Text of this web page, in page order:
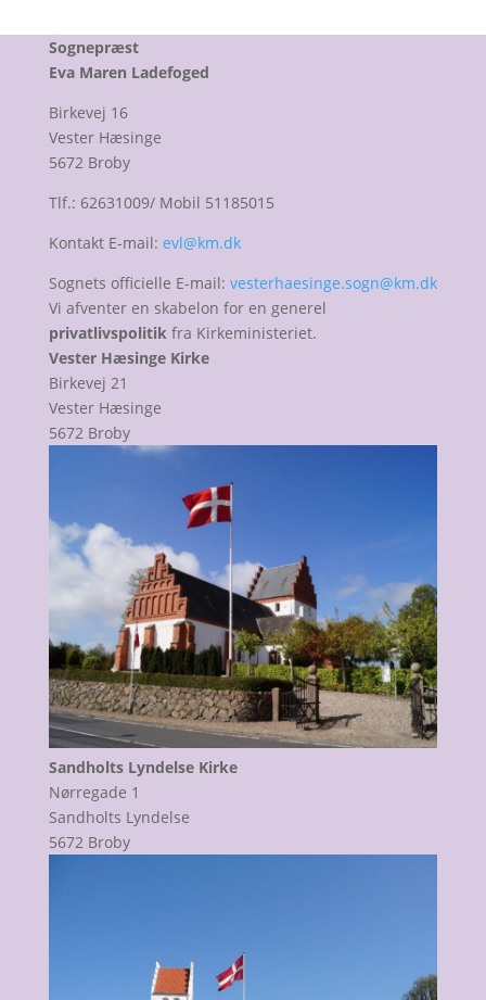
Sognepræst
Eva Maren Ladefoged
Birkevej 16
Vester Hæsinge
5672 Broby
Tlf.: 62631009/ Mobil 51185015
Kontakt E-mail: evl@km.dk
Sognets officielle E-mail: vesterhaesinge.sogn@km.dk
Vi afventer en skabelon for en generel
privatlivspolitikfra Kirkeministeriet.
Vester Hæsinge Kirke
Birkevej 21
Vester Hæsinge
5672 Broby
Sandholts Lyndelse Kirke
Nørregade 1
Sandholts Lyndelse
5672 Broby